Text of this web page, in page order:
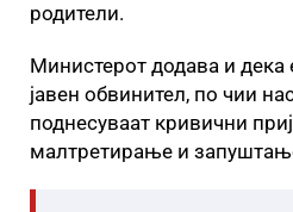
родители.
Министерот додава и дека
јавен обвинител, по чии
поднесуваат кривични
малтретирање и